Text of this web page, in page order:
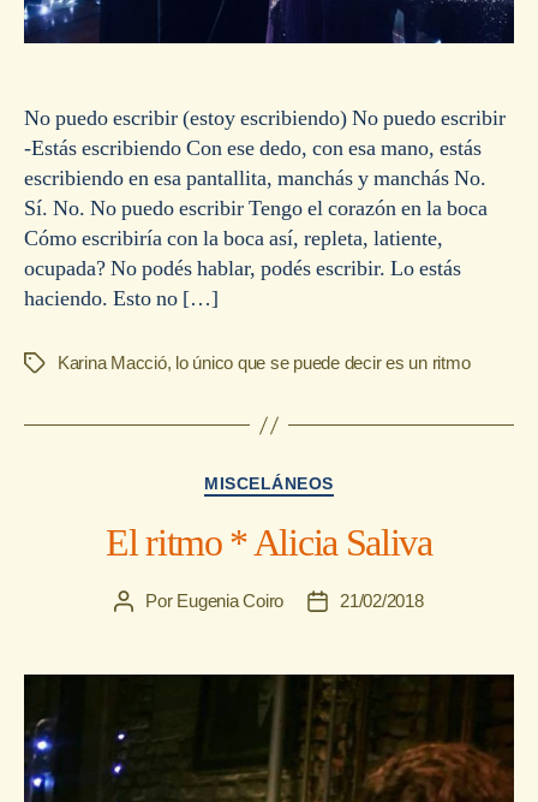
No puedo escribir (estoy escribiendo) No puedo escribir
-Estás escribiendo Con ese dedo, con esa mano, estás
escribiendo en esa pantallita, manchás y manchás No.
Sí. No. No puedo escribir Tengo el corazón en la boca
Cómo escribiría con la boca así, repleta, latiente,
ocupada? No podés hablar, podés escribir. Lo estás
haciendo. Esto no […]
EtiquetasKarina Macció, lo único que se puede decir es un ritmo
Categorías
MISCELÁNEOS
El ritmo * Alicia Saliva
Autor
entrada
Por Eugenia Coiro
Fecha
entrada
21/02/2018